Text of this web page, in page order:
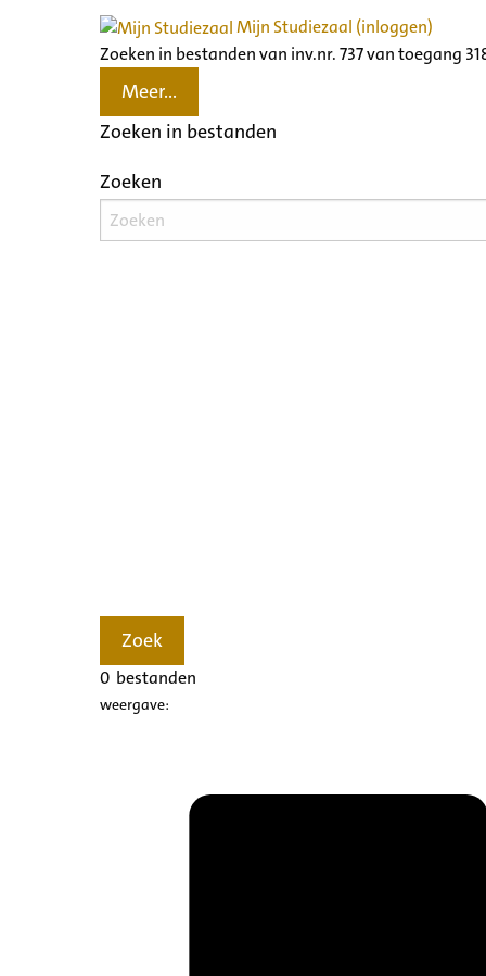
Mijn Studiezaal (inloggen)
Zoeken in bestanden van inv.nr. 737 van toegang
Meer...
Zoeken in bestanden
Zoeken
Zoek
0 bestanden
weergave: